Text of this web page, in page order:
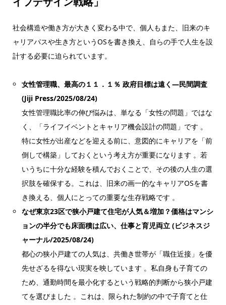
社会構造や働き方が大きく変わる中で、個人もまた、旧来のキ
ャリアパスや生き方というOSを書き換え、自らの手で人生を設
計する必要に迫られています。
女性管理職、最高の１１．１％ 政府目標は遠く―民間調査
(Jiji Press/2025/08/24)
女性管理職比率の伸び悩みは、単なる「女性の問題」ではな
く、「ライフイベントとキャリア機会設計の問題」です 。
特に女性が出産などを迎える前に、意図的にキャリアを「前
倒しで構築」しておくという考え方が重要になります 。若
いうちに十分な経験を積んでおくことで、その後の人生の選
択肢を確保する。これは、旧来の画一的なキャリアOSを書
き換える、個人にとっての重要な生存戦略です 。
なぜ東京23区で狭小戸建て住宅が人気＆増加？価格はマンシ
ョンの半分でも床面積は広い、仕事と育児両立 (ビジネスジ
ャーナル/2025/08/24)
都心の狭小戸建ての人気は、共働き世帯が「職住近接」を優
先せざるを得ない現実を映しています 。私自身も子育ての
ため、通勤時間を最小化するという戦略的判断から狭小戸建
てを選びました 。これは、限られた制約の中で子育てと仕